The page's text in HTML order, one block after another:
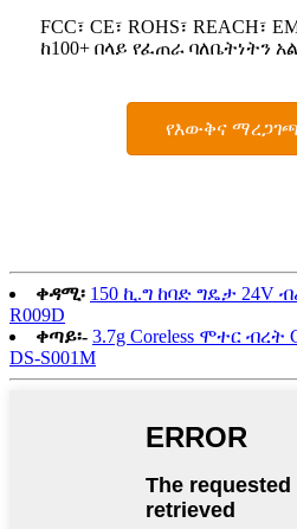
FCC፣ CE፣ ROHS፣ REACH፣
ከ100+ በላይ የፈጠራ ባለቤትነትን
የእውቅና
ቀዳሚ፡ 150 ኪ.ግ ከባድ ግዴታ 24V
R009D
ቀጣይ፡- 3.7g Coreless ሞተር ብረት
DS-S001M